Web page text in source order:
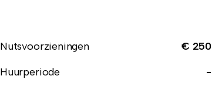
Nutsvoorzieningen
€ 250
Huurperiode
-